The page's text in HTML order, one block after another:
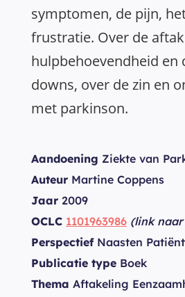
symptomen, de pijn,
frustratie. Over de
hulpbehoevendheid en
downs, over de zin en
met parkinson.
Aandoening Ziekte van
Auteur Martine Coppens
Jaar 2009
OCLC 1101963986 (link
PerspectiefNaasten Patiënt
Publicatie type Boek
Thema Aftakeling